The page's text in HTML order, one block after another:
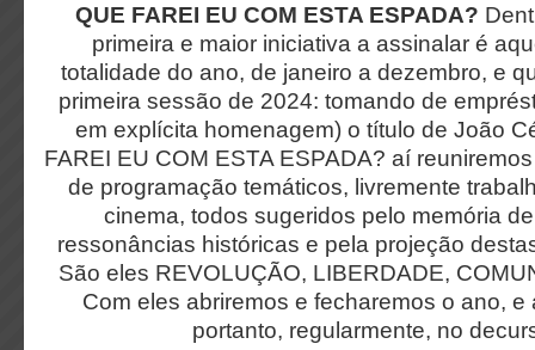
QUE FAREI EU COM ESTA ESPADA?
primeira e maior iniciativa a assinalar é
totalidade do ano, de janeiro a dezembro, e
primeira sessão de 2024: tomando de
em explícita homenagem) o título de João
FAREI EU COM ESTA ESPADA? aí
de programação temáticos, livremente
cinema, todos sugeridos pelo memória
ressonâncias históricas e pela projeção
São eles REVOLUÇÃO, LIBERDADE,
Com eles abriremos e fecharemos o ano, e
portanto, regularmente, no